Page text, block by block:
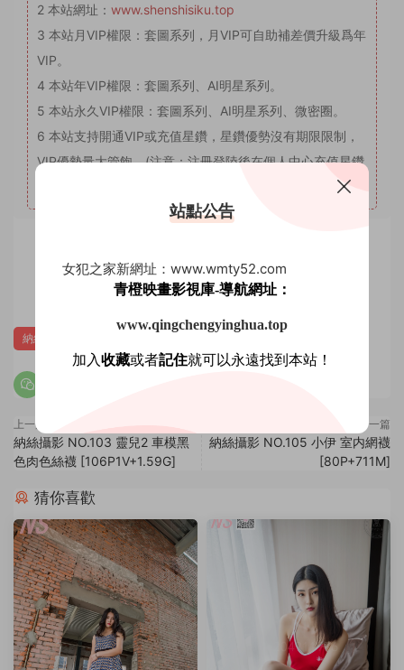
2 本站網址： www.shenshisiku.top
3 本站月VIP權限：套圖系列，月VIP可自助補差價升級爲年
VIP。
4 本站年VIP權限：套圖系列、AI明星系列。
5 本站永久VIP權限：套圖系列、AI明星系列、微密圈。
6 本站支持開通VIP或充值星鑽，星鑽優勢沒有期限限制，
VIP優勢量大管飽。(注意：注冊登陸後在個人中心充值星鑽
0 賞 0
納絲攝影
上一篇
納絲攝影 NO.103 靈兒2 車模黑
色肉色絲襪 [106P1V+1.59G]
下一篇
納絲攝影 NO.105 小伊 室内網襪
[80P+711M]
猜你喜歡
站點公告
女犯之家新網址：www.wmty52.com
青橙映畫影視庫-導航網址：
www.qingchengyinghua.top
加入收藏或者記住就可以永遠找到本站！